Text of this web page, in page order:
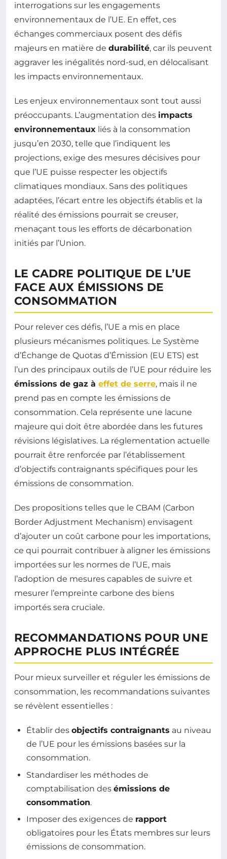
interrogations sur les engagements
environnementaux de l’UE. En effet, ces
échanges commerciaux posent des défis
majeurs en matière de durabilité, car ils peuvent
aggraver les inégalités nord-sud, en délocalisant
les impacts environnementaux.
Les enjeux environnementaux sont tout aussi
préoccupants. L’augmentation des impacts
environnementaux liés à la consommation
jusqu’en 2030, telle que l’indiquent les
projections, exige des mesures décisives pour
que l’UE puisse respecter les objectifs
climatiques mondiaux. Sans des politiques
adaptées, l’écart entre les objectifs établis et la
réalité des émissions pourrait se creuser,
menaçant tous les efforts de décarbonation
initiés par l’Union.
LE CADRE POLITIQUE DE L’UE
FACE AUX ÉMISSIONS DE
CONSOMMATION
Pour relever ces défis, l’UE a mis en place
plusieurs mécanismes politiques. Le Système
d’Échange de Quotas d’Émission (EU ETS) est
l’un des principaux outils de l’UE pour réduire les
émissions de gaz à effet de serre, mais il ne
prend pas en compte les émissions de
consommation. Cela représente une lacune
majeure qui doit être abordée dans les futures
révisions législatives. La réglementation actuelle
pourrait être renforcée par l’établissement
d’objectifs contraignants spécifiques pour les
émissions de consommation.
Des propositions telles que le CBAM (Carbon
Border Adjustment Mechanism) envisagent
d’ajouter un coût carbone pour les importations,
ce qui pourrait contribuer à aligner les émissions
importées sur les normes de l’UE, mais
l’adoption de mesures capables de suivre et
mesurer l’empreinte carbone des biens
importés sera cruciale.
RECOMMANDATIONS POUR UNE
APPROCHE PLUS INTÉGRÉE
Pour mieux surveiller et réguler les émissions de
consommation, les recommandations suivantes
se révèlent essentielles :
Établir des objectifs contraignants au niveau
de l’UE pour les émissions basées sur la
consommation.
Standardiser les méthodes de
comptabilisation des émissions de
consommation.
Imposer des exigences de rapport
obligatoires pour les États membres sur leurs
émissions de consommation.